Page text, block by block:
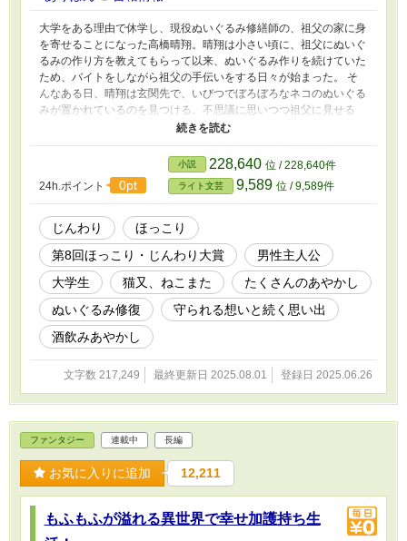
大学をある理由で休学し、現役ぬいぐるみ修繕師の、祖父の家に身
を寄せることになった高橋晴翔。晴翔は小さい頃に、祖父にぬいぐ
るみの作り方を教えてもらって以来、ぬいぐるみ作りを続けていた
ため、バイトをしながら祖父の手伝いをする日々が始まった。 そ
んなある日、晴翔は玄関先で、いびつでぼろぼろなネコのぬいぐる
みが置かれているのを見つける。不思議に思いつつ祖父に見せる
と、「お前が直してやれ」と言われ。なぜ現役の祖父ではなく自分
が？ と疑問を抱きつつも、言われるまま修繕し、元の場所に戻し
たのだった。 しかし、誰が取りに来るのか気になった晴翔は、そ
の夜そっと玄関を見張る事に。そして現れたのは……。なんと、し
っぽが二本あるネコだった！？ 驚く晴翔に、ネコは笑いながら言
う。 「よう、久しぶりだな！」 実はこのネコ、普通のネコではな
く猫又で。かつて祖父母と暮らしていた時、幼い晴翔と遊んでいた
野良猫だったのだ。 こうして猫又と再会した晴翔。するとこの再
会をきっかけに、晴翔はもとには次々と不思議な依頼が舞い込むよ
うになる。 そして願いや想いの詰まったぬいぐるみを繕い、人と
妖の心に触れていくうちに、止まっていた晴翔の時間も、少しずつ
動き始め。 これは人と妖の想いを紡ぐ、小さな工房のやさしい物
語。
24h.ポイント 0pt
小説 228,640 位 / 228,640件
ライト文芸 9,589 位 / 9,589件
じんわり
ほっこり
第8回ほっこり・じんわり大賞
男性主人公
大学生
猫又、ねこまた
たくさんのあやかし
ぬいぐるみ修復
守られる想いと続く思い出
酒飲みあやかし
文字数 217,249 最終更新日 2025.08.01 登録日 2025.06.26
ファンタジー 連載中 長編
お気に入りに追加 12,211
もふもふが溢れる異世界で幸せ加護持ち生